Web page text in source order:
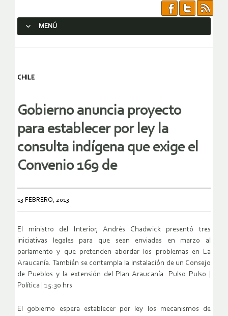
MENÚ
CHILE
Gobierno anuncia proyecto
para establecer por ley la
consulta indígena que exige el
Convenio 169 de
13 FEBRERO, 2013
El ministro del Interior, Andrés Chadwick presentó tres
iniciativas legales para que sean enviadas en marzo al
parlamento y que pretenden abordar los problemas en La
Araucanía. También se contempla la instalación de un Consejo
de Pueblos y la extensión del Plan Araucanía. Pulso Pulso |
Política | 15:30 hrs
El gobierno espera establecer por ley los mecanismos de